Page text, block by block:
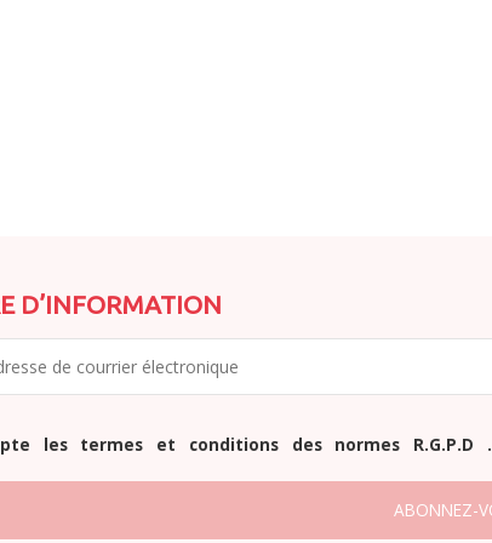
D’INFORMATION
les termes et conditions des normes R.G.P.D .